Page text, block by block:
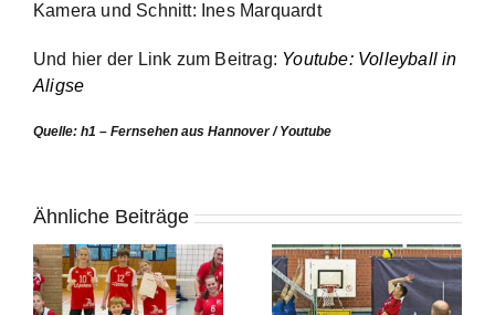
Kamera und Schnitt: Ines Marquardt
Und hier der Link zum Beitrag: Youtube: Volleyball in
Aligse
Quelle: h1 – Fernsehen aus Hannover / Youtube
Ähnliche Beiträge